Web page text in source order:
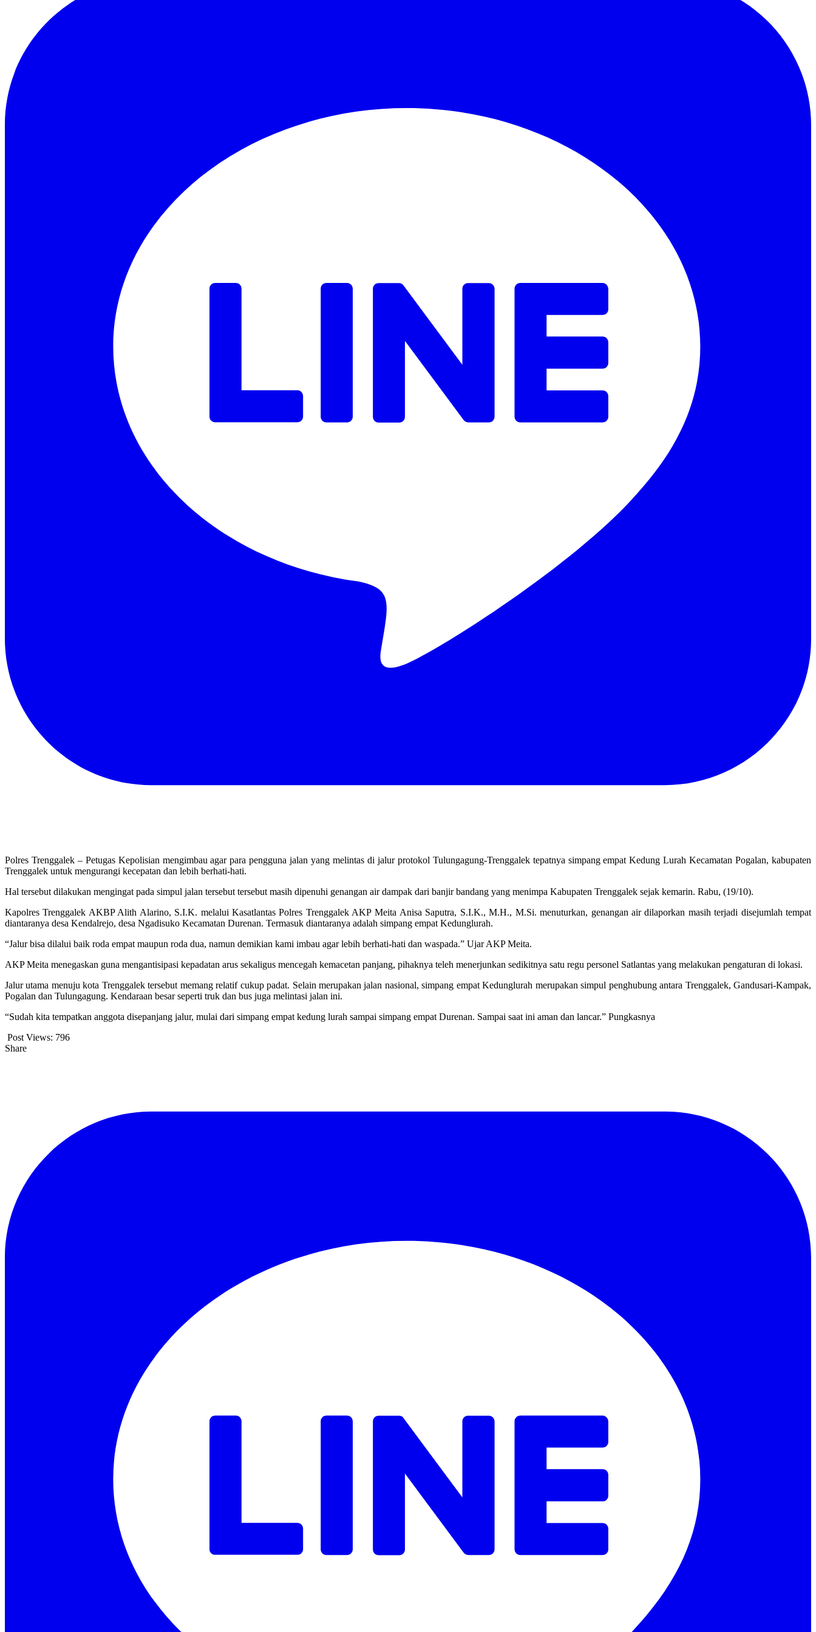
Polres Trenggalek – Petugas Kepolisian mengimbau agar para pengguna jalan yang melintas di jalur protokol Tulungagung-Trenggalek tepatnya simpang empat Kedung Lurah Kecamatan Pogalan, kabupaten
Trenggalek untuk mengurangi kecepatan dan lebih berhati-hati.
Hal tersebut dilakukan mengingat pada simpul jalan tersebut tersebut masih dipenuhi genangan air dampak dari banjir bandang yang menimpa Kabupaten Trenggalek sejak kemarin. Rabu, (19/10).
Kapolres Trenggalek AKBP Alith Alarino, S.I.K. melalui Kasatlantas Polres Trenggalek AKP Meita Anisa Saputra, S.I.K., M.H., M.Si. menuturkan, genangan air dilaporkan masih terjadi disejumlah tempat
diantaranya desa Kendalrejo, desa Ngadisuko Kecamatan Durenan. Termasuk diantaranya adalah simpang empat Kedunglurah.
“Jalur bisa dilalui baik roda empat maupun roda dua, namun demikian kami imbau agar lebih berhati-hati dan waspada.” Ujar AKP Meita.
AKP Meita menegaskan guna mengantisipasi kepadatan arus sekaligus mencegah kemacetan panjang, pihaknya teleh menerjunkan sedikitnya satu regu personel Satlantas yang melakukan pengaturan di lokasi.
Jalur utama menuju kota Trenggalek tersebut memang relatif cukup padat. Selain merupakan jalan nasional, simpang empat Kedunglurah merupakan simpul penghubung antara Trenggalek, Gandusari-Kampak,
Pogalan dan Tulungagung. Kendaraan besar seperti truk dan bus juga melintasi jalan ini.
“Sudah kita tempatkan anggota disepanjang jalur, mulai dari simpang empat kedung lurah sampai simpang empat Durenan. Sampai saat ini aman dan lancar.” Pungkasnya
Post Views: 796
Share